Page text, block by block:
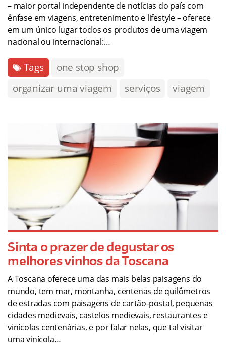
– maior portal independente de notícias do país com
ênfase em viagens, entretenimento e lifestyle – oferece
em um único lugar todos os produtos de uma viagem
nacional ou internacional:…
Tags
one stop shop
organizar uma viagem
serviços viagem
Sinta o prazer de degustar os
melhores vinhos da Toscana
A Toscana oferece uma das mais belas paisagens do
mundo, tem mar, montanha, centenas de quilômetros
de estradas com paisagens de cartão-postal, pequenas
cidades medievais, castelos medievais, restaurantes e
vinícolas centenárias, e por falar nelas, que tal visitar
uma vinícola…